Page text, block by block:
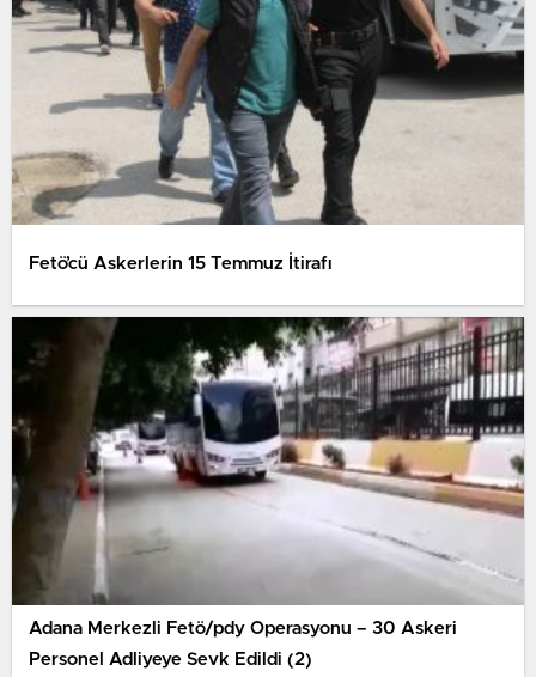
Fetö’cü Askerlerin 15 Temmuz İtirafı
Adana Merkezli Fetö/pdy Operasyonu – 30 Askeri
Personel Adliyeye Sevk Edildi (2)